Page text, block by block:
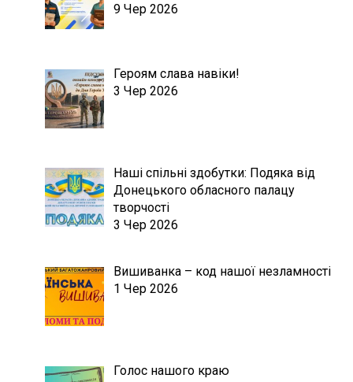
9 Чер 2026
Героям слава навіки!
3 Чер 2026
Наші спільні здобутки: Подяка від
Донецького обласного палацу
творчості
3 Чер 2026
Вишиванка – код нашої незламності
1 Чер 2026
Голос нашого краю